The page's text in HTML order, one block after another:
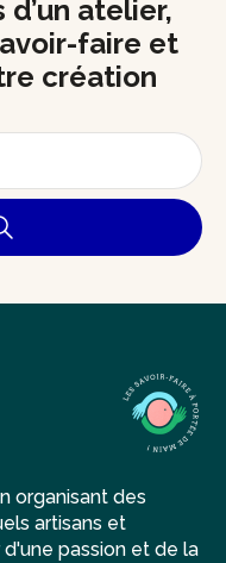
atelier,
faire et
création
organisant des
artisans et
passion et de la